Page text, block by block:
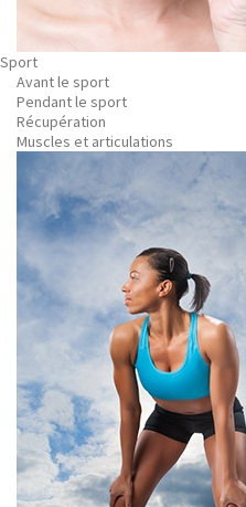
Sport
Avant le sport
Pendant le sport
Récupération
Muscles et articulations